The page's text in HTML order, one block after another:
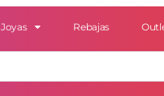
Joyas Rebajas